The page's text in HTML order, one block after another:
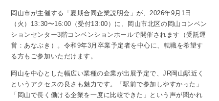
岡山市が主催する「夏期合同企業説明会」が、2026年9月1日
（火）13:30〜16:00（受付13:00）に、岡山市北区の岡山コンベン
ションセンター3階コンベンションホールで開催されます（受託運
営：あなぶき）。令和9年3月卒業予定者を中心に、転職を希望す
る方もご参加いただけます。
岡山を中心とした幅広い業種の企業が出展予定で、JR岡山駅近く
というアクセスの良さも魅力です。「駅前で参加しやすかった」
「岡山で長く働ける企業を一度に比較できた」という声が聞かれ